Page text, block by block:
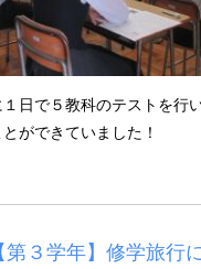
日で５教科のテストを行い
ができていました！
３学年】修学旅行